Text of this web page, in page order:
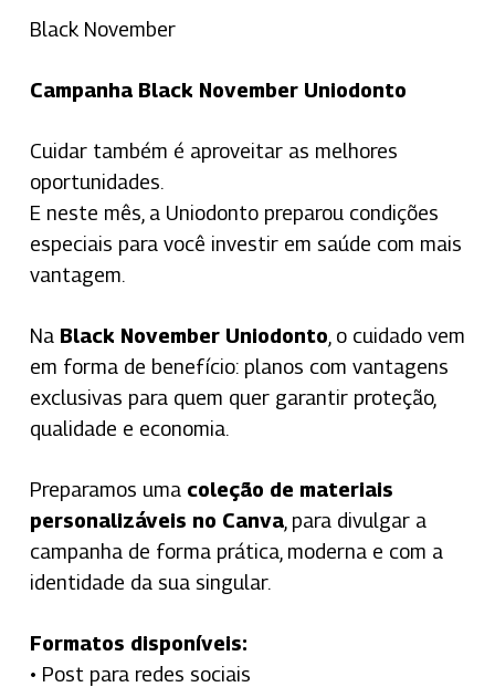
Black November
Campanha Black November Uniodonto
Cuidar também é aproveitar as melhores
oportunidades.
E neste mês, a Uniodonto preparou condições
especiais para você investir em saúde com mais
vantagem.
Na Black November Uniodonto , o cuidado vem
em forma de benefício: planos com vantagens
exclusivas para quem quer garantir proteção,
qualidade e economia.
Preparamos uma coleção de materiais
personalizáveis no Canva, para divulgar a
campanha de forma prática, moderna e com a
identidade da sua singular.
Formatos disponíveis:
• Post para redes sociais